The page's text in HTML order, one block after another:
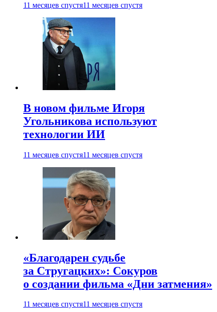
11 месяцев спустя11 месяцев спустя
В новом фильме Игоря
Угольникова используют
технологии ИИ
11 месяцев спустя11 месяцев спустя
«Благодарен судьбе
за Стругацких»: Сокуров
о создании фильма «Дни затмения»
11 месяцев спустя11 месяцев спустя